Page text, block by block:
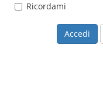
Ricordami